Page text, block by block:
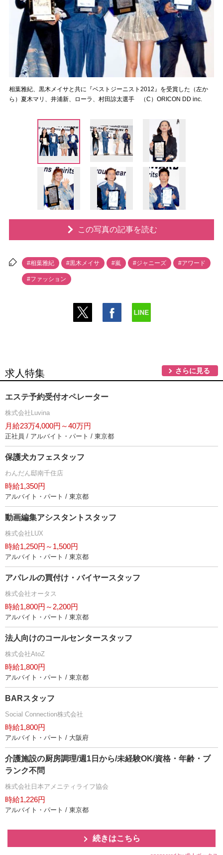
相葉雅紀、黒木メイサと共に『ベストジーニスト2012』を受賞した（左か
ら）夏木マリ、井浦新、ローラ、村田諒太選手 （C）ORICON DD inc.
この写真の記事を読む
#相葉雅紀 #黒木メイサ #嵐 #ジャニーズ #アワード
#ファッション
求人特集 さらに見る
エステ予約受付オペレーター
株式会社Luvina
月給23万4,000円～40万円
正社員 / アルバイト・パート / 東京都
保護犬カフェスタッフ
わんだん邸南千住店
時給1,350円
アルバイト・パート / 東京都
動画編集アシスタントスタッフ
株式会社LUX
時給1,250円～1,500円
アルバイト・パート / 東京都
アパレルの買付け・バイヤースタッフ
株式会社オータス
時給1,800円～2,200円
アルバイト・パート / 東京都
法人向けのコールセンタースタッフ
株式会社AtoZ
時給1,800円
アルバイト・パート / 東京都
BARスタッフ
Social Connection株式会社
時給1,800円
アルバイト・パート / 大阪府
介護施設の厨房調理/週1日から/未経験OK/資格・年齢・ブ
ランク不問
株式会社日本アメニティライフ協会
時給1,226円
アルバイト・パート / 東京都
続きはこちら